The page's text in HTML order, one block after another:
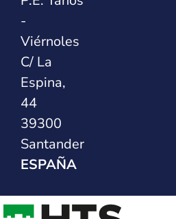
-
Viérnoles
C/ La
Espina,
44
39300
Santander
ESPAÑA